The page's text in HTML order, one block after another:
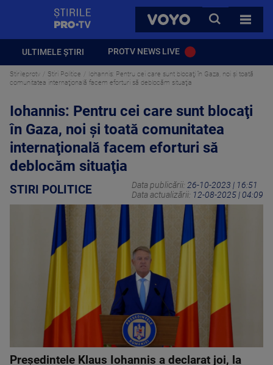
VOYO
CAUTA
TOATE
ULTIMELE ȘTIRI PROTV NEWS LIVE
Stirileprotv Stiri Politice
Iohannis: Pentru cei care sunt blocaţi în Gaza, noi şi toată
comunitatea internaţională facem eforturi să deblocăm situaţia
Iohannis: Pentru cei care sunt blocaţi
în Gaza, noi şi toată comunitatea
internaţională facem eforturi să
deblocăm situaţia
STIRI POLITICE Data publicării: 26-10-2023 | 16:51
Data actualizării: 12-08-2025 | 04:09
Preşedintele Klaus Iohannis a declarat joi, la